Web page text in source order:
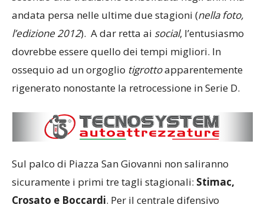
andata persa nelle ultime due stagioni (nella foto,
l’edizione 2012). A dar retta ai social, l’entusiasmo
dovrebbe essere quello dei tempi migliori. In
ossequio ad un orgoglio tigrottoapparentemente
rigenerato nonostante la retrocessione in Serie D.
Sul palco di Piazza San Giovanni non saliranno
sicuramente i primi tre tagli stagionali: Stimac,
Crosato e Boccardi. Per il centrale difensivo